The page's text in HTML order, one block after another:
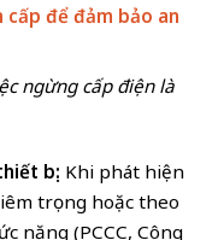
cấp để đảm bảo an
ngừng cấp điện là
bị: Khi phát hiện
trọng hoặc theo
năng (PCCC, Công